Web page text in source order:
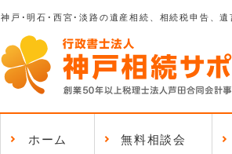
神戸･明石･西宮･淡路の遺産相続、相続税申告、
ホーム 無料相談会